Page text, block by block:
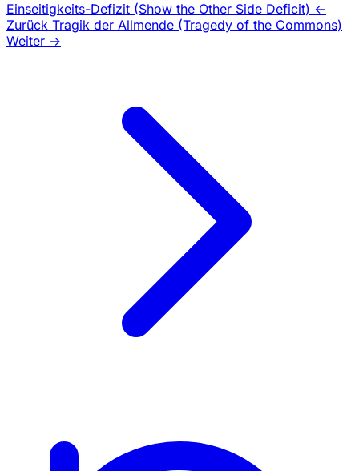
Einseitigkeits-Defizit (Show the Other Side Deficit) ←
Zurück Tragik der Allmende (Tragedy of the Commons)
Weiter →